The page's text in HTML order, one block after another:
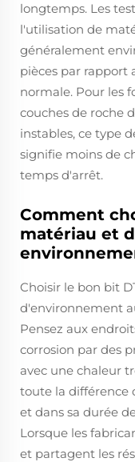
longtemps. Les
l'utilisation de
généralement
pièces par rapport
normale. Pour les
couches de roche
instables, ce type
signifie moins de
temps d'arrêt.
Comment
matériau et
Choisir le bon bit
d'environnement
Pensez aux
corrosion par des
avec une chaleur
toute la différence
et dans sa durée
Lorsque les
et partagent les